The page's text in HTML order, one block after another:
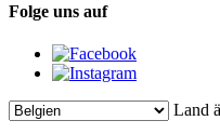
Folge uns auf
Land